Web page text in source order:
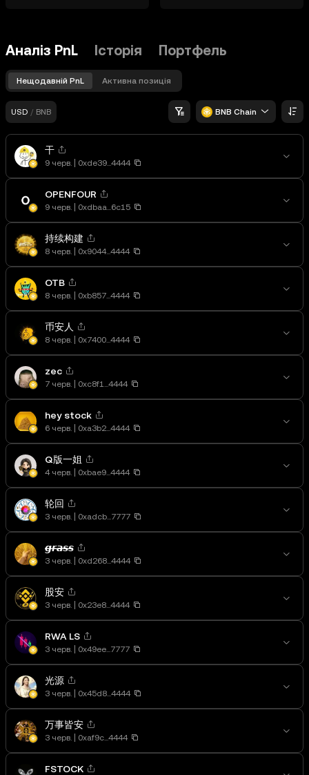
Аналіз PnL Історія Портфель
Нещодавній PnL Активна позиція
USD / BNB BNB Chain
干
9 черв. 0xde39...4444
OPENFOUR
9 черв. 0xdbaa...6c15
持续构建
8 черв. 0x9044...4444
OTB
8 черв. 0xb857...4444
币安人
8 черв. 0x7400...4444
zec
7 черв. 0xc8f1...4444
hey stock
6 черв. 0xa3b2...4444
Q版一姐
4 черв. 0xbae9...4444
轮回
3 черв. 0xadcb...7777
𝙜̶𝙧̶𝙖̶𝙨̶𝙨̶
3 черв. 0xd268...4444
股安
3 черв. 0x23e8...4444
RWA LS
3 черв. 0x49ee...7777
光源
3 черв. 0x45d8...4444
万事皆安
3 черв. 0xaf9c...4444
FSTOCK